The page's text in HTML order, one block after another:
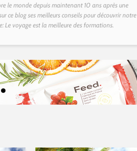
le monde depuis maintenant 10 ans après une
ce blog ses meilleurs conseils pour découvrir notre
Le voyage est la meilleure des formations.